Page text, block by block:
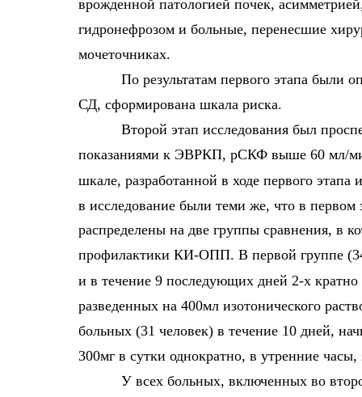
врожденной патологией почек,
гидронефрозом и больные, перенесшие
мочеточниках.
По результатам первого этапа
СД, сформирована шкала риска.
Второй этап исследования был
показаниями к ЭВРКП, рСКФ выше 60 мл/
шкале, разработанной в ходе первого
в исследование были теми же, что в
распределены на две группы сравнения, в
профилактики КИ-ОПП. В первой группе
и в течение 9 последующих дней 2-х
разведенных на 400мл изотонического
больных (31 человек) в течение 10 дней,
300мг в сутки однократно, в утренние
У всех больных, включенных во